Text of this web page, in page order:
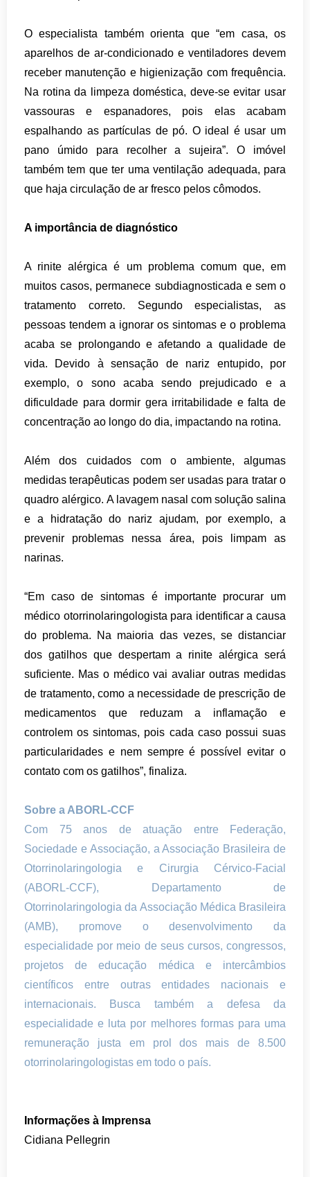
O especialista também orienta que “em casa, os
aparelhos de ar-condicionado e ventiladores devem
receber manutenção e higienização com frequência.
Na rotina da limpeza doméstica, deve-se evitar usar
vassouras e espanadores, pois elas acabam
espalhando as partículas de pó. O ideal é usar um
pano úmido para recolher a sujeira”. O imóvel
também tem que ter uma ventilação adequada, para
que haja circulação de ar fresco pelos cômodos.
A importância de diagnóstico
A rinite alérgica é um problema comum que, em
muitos casos, permanece subdiagnosticada e sem o
tratamento correto. Segundo especialistas, as
pessoas tendem a ignorar os sintomas e o problema
acaba se prolongando e afetando a qualidade de
vida. Devido à sensação de nariz entupido, por
exemplo, o sono acaba sendo prejudicado e a
dificuldade para dormir gera irritabilidade e falta de
concentração ao longo do dia, impactando na rotina.
Além dos cuidados com o ambiente, algumas
medidas terapêuticas podem ser usadas para tratar o
quadro alérgico. A lavagem nasal com solução salina
e a hidratação do nariz ajudam, por exemplo, a
prevenir problemas nessa área, pois limpam as
narinas.
“Em caso de sintomas é importante procurar um
médico otorrinolaringologista para identificar a causa
do problema. Na maioria das vezes, se distanciar
dos gatilhos que despertam a rinite alérgica será
suficiente. Mas o médico vai avaliar outras medidas
de tratamento, como a necessidade de prescrição de
medicamentos que reduzam a inflamação e
controlem os sintomas, pois cada caso possui suas
particularidades e nem sempre é possível evitar o
contato com os gatilhos”, finaliza.
Sobre a ABORL-CCF
Com 75 anos de atuação entre Federação,
Sociedade e Associação, a Associação Brasileira de
Otorrinolaringologia e Cirurgia Cérvico-Facial
(ABORL-CCF), Departamento de
Otorrinolaringologia da Associação Médica Brasileira
(AMB), promove o desenvolvimento da
especialidade por meio de seus cursos, congressos,
projetos de educação médica e intercâmbios
científicos entre outras entidades nacionais e
internacionais. Busca também a defesa da
especialidade e luta por melhores formas para uma
remuneração justa em prol dos mais de 8.500
otorrinolaringologistas em todo o país.
Informações à Imprensa
Cidiana Pellegrin